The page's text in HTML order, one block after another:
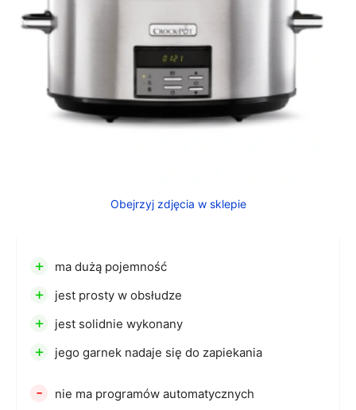
Obejrzyj zdjęcia w sklepie
+ ma dużą pojemność
+ jest prosty w obsłudze
+ jest solidnie wykonany
+ jego garnek nadaje się do zapiekania
- nie ma programów automatycznych